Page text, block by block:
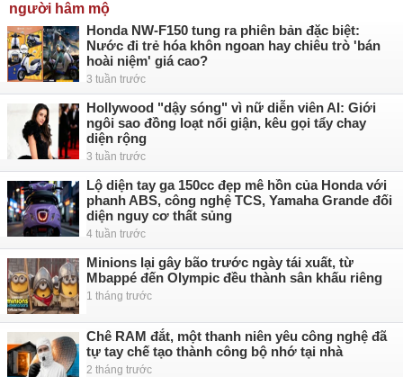
người hâm mộ
Honda NW-F150 tung ra phiên bản đặc biệt:
Nước đi trẻ hóa khôn ngoan hay chiêu trò 'bán
hoài niệm' giá cao?
3 tuần trước
Hollywood "dậy sóng" vì nữ diễn viên AI: Giới
ngôi sao đồng loạt nổi giận, kêu gọi tẩy chay
diện rộng
3 tuần trước
Lộ diện tay ga 150cc đẹp mê hồn của Honda với
phanh ABS, công nghệ TCS, Yamaha Grande đối
diện nguy cơ thất sủng
4 tuần trước
Minions lại gây bão trước ngày tái xuất, từ
Mbappé đến Olympic đều thành sân khấu riêng
1 tháng trước
Chê RAM đắt, một thanh niên yêu công nghệ đã
tự tay chế tạo thành công bộ nhớ tại nhà
2 tháng trước